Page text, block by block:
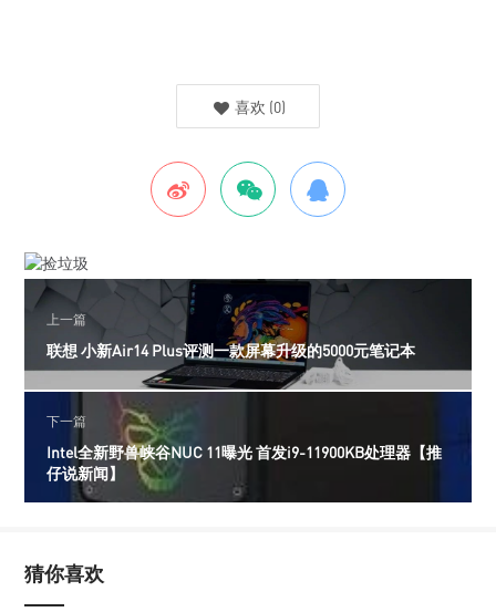
喜欢 (0)
上一篇
联想 小新Air14 Plus评测一款屏幕升级的5000元笔记本
下一篇
Intel全新野兽峡谷NUC 11曝光 首发i9-11900KB处理器【推
仔说新闻】
猜你喜欢